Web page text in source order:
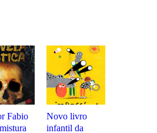
Fabio
Novo livro
infantil da